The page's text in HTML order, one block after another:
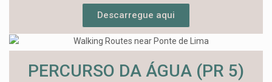
Descarregue aqui
PERCURSO DA ÁGUA (PR 5)